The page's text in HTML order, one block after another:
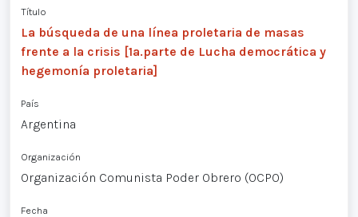
Título
La búsqueda de una línea proletaria de masas
frente a la crisis [1a.parte de Lucha democrática y
hegemonía proletaria]
País
Argentina
Organización
Organización Comunista Poder Obrero (OCPO)
Fecha